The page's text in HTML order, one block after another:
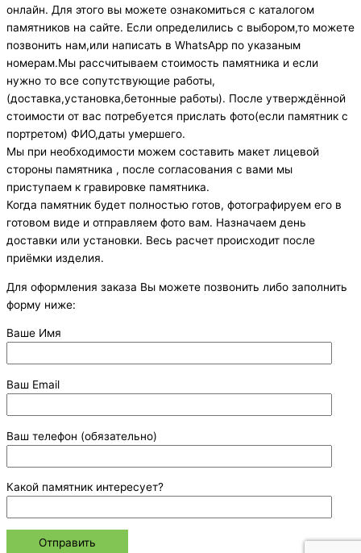
онлайн. Для этого вы можете ознакомиться с каталогом
памятников на сайте. Если определились с выбором,то можете
позвонить нам,или написать в WhatsApp по указаным
номерам.Мы рассчитываем стоимость памятника и если
нужно то все сопутствующие работы,
(доставка,установка,бетонные работы). После утверждённой
стоимости от вас потребуется прислать фото(если памятник с
портретом) ФИО,даты умершего.
Мы при необходимости можем составить макет лицевой
стороны памятника , после согласования с вами мы
приступаем к гравировке памятника.
Когда памятник будет полностью готов, фотографируем его в
готовом виде и отправляем фото вам. Назначаем день
доставки или установки. Весь расчет происходит после
приёмки изделия.
Для оформления заказа Вы можете позвонить либо заполнить
форму ниже:
Ваше Имя
Ваш Email
Ваш телефон (обязательно)
Какой памятник интересует?